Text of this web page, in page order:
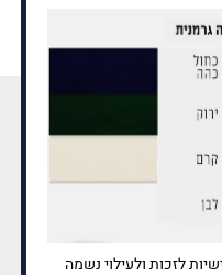
לזכות ולעילוי נשמה